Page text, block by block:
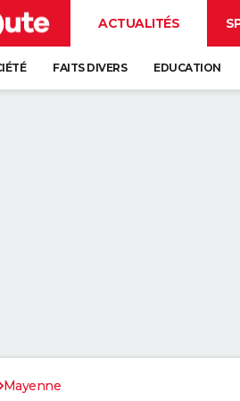
ACTUALITÉS
FAITS DIVERS EDUCATION
Mayenne